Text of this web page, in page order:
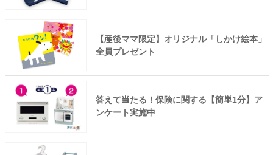
【産後ママ限定】オリジナル「しかけ絵本」
全員プレゼント
答えて当たる！保険に関する【簡単1分】ア
ンケート実施中